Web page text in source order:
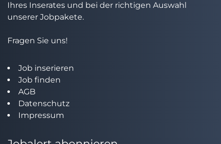
Ihres Inserates und bei der richtigen Auswahl
unserer Jobpakete.
Fragen Sie uns!
Job inserieren
Job finden
AGB
Datenschutz
Impressum